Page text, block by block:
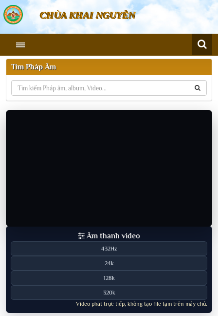
CHÙA KHAI NGUYÊN
Tìm Pháp Âm
Âm thanh video
432Hz
24k
128k
320k
Video phát trực tiếp, không tạo file tạm trên máy chủ.